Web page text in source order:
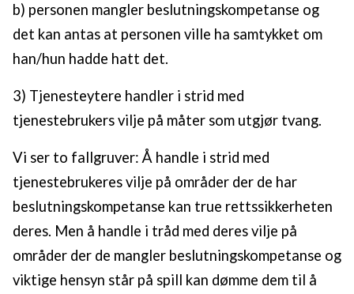
b) personen mangler beslutningskompetanse og
det kan antas at personen ville ha samtykket om
han/hun hadde hatt det.
3) Tjenesteytere handler i strid med
tjenestebrukers vilje på måter som utgjør tvang.
Vi ser to fallgruver: Å handle i strid med
tjenestebrukeres vilje på områder der de har
beslutningskompetanse kan true rettssikkerheten
deres. Men å handle i tråd med deres vilje på
områder der de mangler beslutningskompetanse og
viktige hensyn står på spill kan dømme dem til å